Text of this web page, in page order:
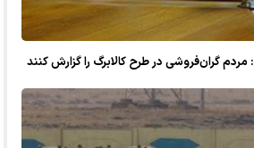
گران‌فروشی در طرح کالابرگ را گزارش کنند